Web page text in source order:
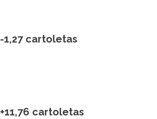
-1,27 cartoletas
+11,76 cartoletas